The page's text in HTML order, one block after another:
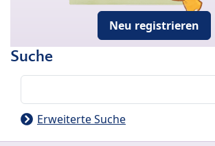
Neu registrieren
Suche
Erweiterte Suche